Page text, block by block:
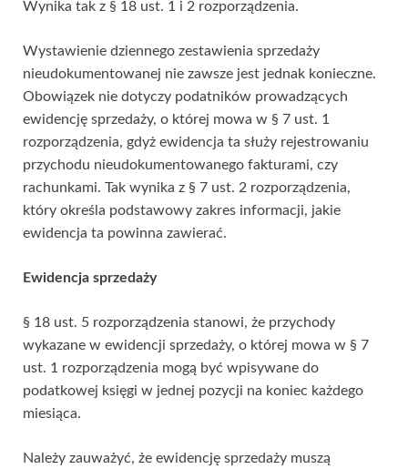
Wynika tak z § 18 ust. 1 i 2 rozporządzenia.
Wystawienie dziennego zestawienia sprzedaży
nieudokumentowanej nie zawsze jest jednak konieczne.
Obowiązek nie dotyczy podatników prowadzących
ewidencję sprzedaży, o której mowa w § 7 ust. 1
rozporządzenia, gdyż ewidencja ta służy rejestrowaniu
przychodu nieudokumentowanego fakturami, czy
rachunkami. Tak wynika z § 7 ust. 2 rozporządzenia,
który określa podstawowy zakres informacji, jakie
ewidencja ta powinna zawierać.
Ewidencja sprzedaży
§ 18 ust. 5 rozporządzenia stanowi, że przychody
wykazane w ewidencji sprzedaży, o której mowa w § 7
ust. 1 rozporządzenia mogą być wpisywane do
podatkowej księgi w jednej pozycji na koniec każdego
miesiąca.
Należy zauważyć, że ewidencję sprzedaży muszą